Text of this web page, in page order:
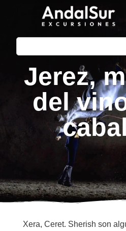
Jerez,
del
Xera, Ceret. Sherish son